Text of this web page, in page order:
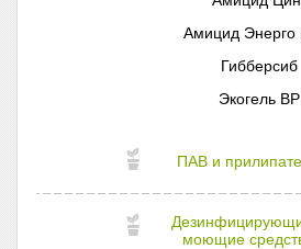
Амицид Энерго
Гибберсиб
Экогель ВР
ПАВ и
моющие